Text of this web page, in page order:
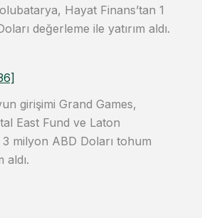
Hayat Finans’tan 1
değerleme ile yatırım aldı.
girişimi Grand Games,
East Fund ve Laton
3 milyon ABD Doları tohum
aldı.